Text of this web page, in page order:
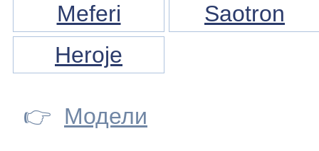
Meferi
Saotron
Heroje
👉 Модели